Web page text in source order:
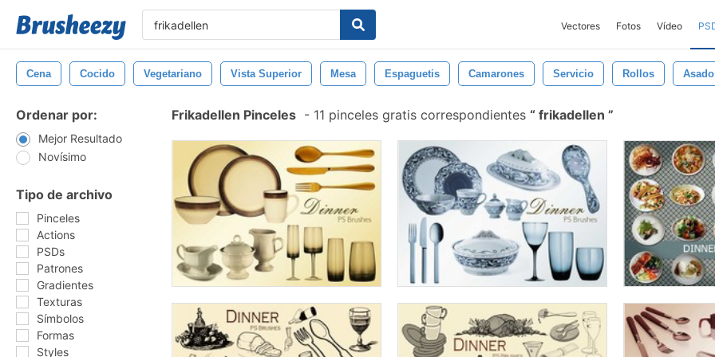
Vectores Fotos Vídeo
Cena Cocido Vegetariano Vista Superior Mesa Espaguetis Camarones Servicio Rollos Asado
Ordenar por:
Mejor Resultado
Novísimo
Tipo de archivo
Pinceles
Actions
PSDs
Patrones
Gradientes
Texturas
Símbolos
Formas
Styles
Frikadellen Pinceles - 11 pinceles gratis correspondientes frikadellen